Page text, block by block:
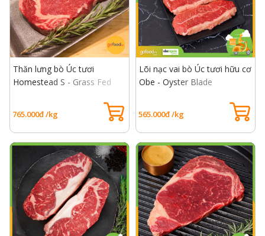
Thăn lưng bò Úc tươi
Homestead S - Grass Fed
765.000đ /kg
Lõi nạc vai bò Úc tươi hữu cơ
Obe - Oyster Blade
565.000đ /kg